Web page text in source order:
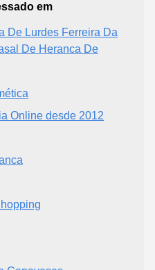
em
De Lurdes Ferreira Da
De Heranca De
Online desde 2012